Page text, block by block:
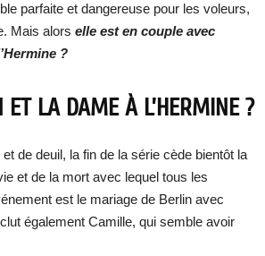
parfaite et dangereuse pour les voleurs,
Mais alors elle est en couple avec
?
LA DAME À L’HERMINE ?
de deuil, la fin de la série cède bientôt la
et de la mort avec lequel tous les
est le mariage de Berlin avec
également Camille, qui semble avoir